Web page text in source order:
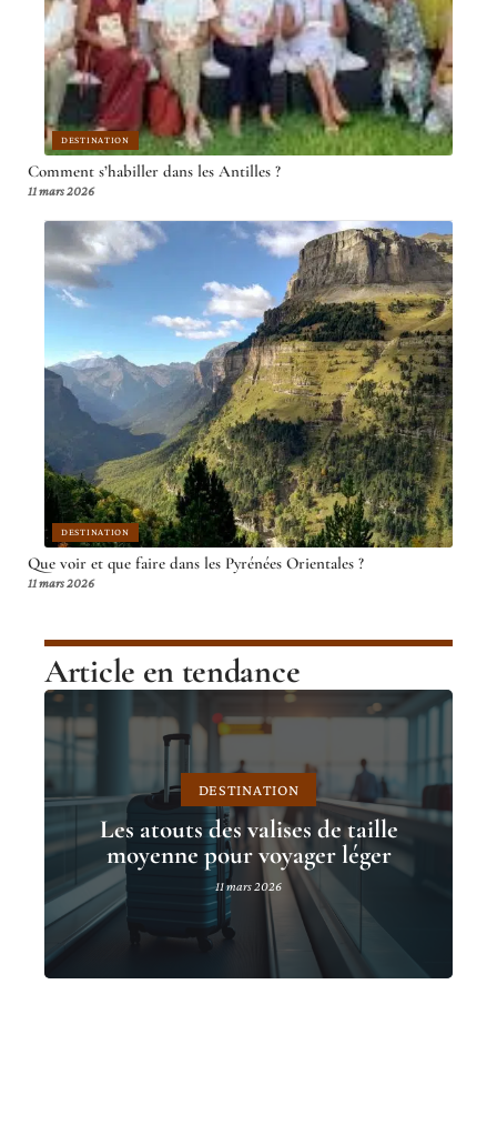
DESTINATION
Comment s’habiller dans les Antilles ?
11 mars 2026
DESTINATION
Que voir et que faire dans les Pyrénées Orientales ?
11 mars 2026
Article en tendance
DESTINATION
Les atouts des valises de taille
moyenne pour voyager léger
11 mars 2026